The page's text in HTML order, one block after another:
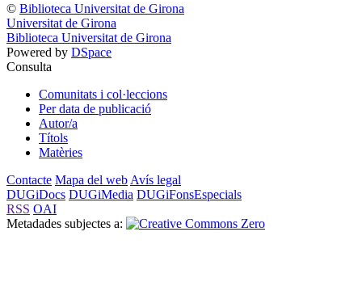
© Biblioteca Universitat de Girona
Universitat de Girona
Biblioteca Universitat de Girona
Powered by DSpace
Consulta
Comunitats i col·leccions
Per data de publicació
Autor/a
Títols
Matèries
Contacte Mapa del web Avís legal
DUGiDocs DUGiMedia DUGiFonsEspecials
RSS OAI
Metadades subjectes a: